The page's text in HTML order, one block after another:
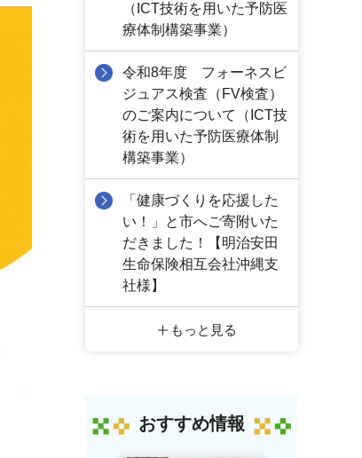
（ICT技術を用いた予防医
療体制構築事業）
令和8年度 フォーネスビ
ジュアス検査（FV検査）
のご案内について（ICT技
術を用いた予防医療体制
構築事業）
「健康づくりを応援した
い！」と市へご寄附いた
だきました！【明治安田
生命保険相互会社沖縄支
社様】
もっと見る
おすすめ情報